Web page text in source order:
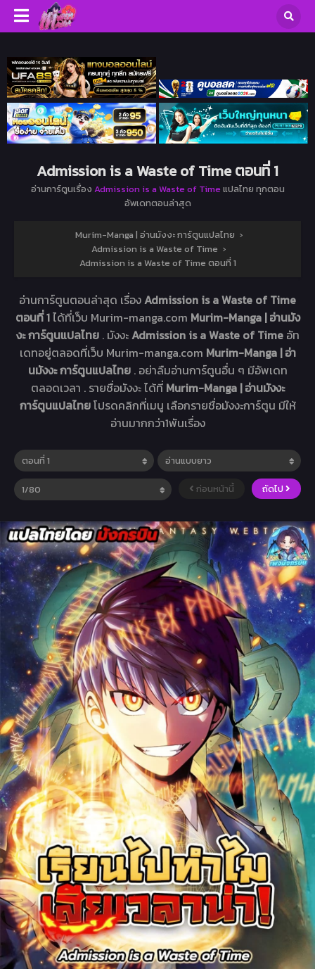
Admission is a Waste of Time ตอนที่ 1
อ่านการ์ตูนเรื่อง Admission is a Waste of Time แปลไทย ทุกตอน
อัพเดทตอนล่าสุด
Murim-Manga | อ่านมังงะ การ์ตูนแปลไทย ›
Admission is a Waste of Time ›
Admission is a Waste of Time ตอนที่ 1
อ่านการ์ตูนตอนล่าสุด เรื่องAdmission is a Waste of Time
ตอนที่ 1ได้ที่เว็บ Murim-manga.com Murim-Manga | อ่านมัง
งะ การ์ตูนแปลไทย . มังงะAdmission is a Waste of Time อัท
เดทอยู่ตลอดที่เว็บ Murim-manga.com Murim-Manga | อ่า
นมังงะ การ์ตูนแปลไทย . อย่าลืมอ่านการ์ตูนอื่น ๆ มีอัพเดท
ตลอดเวลา . รายชื่อมังงะ ได้ที่ Murim-Manga | อ่านมังงะ
การ์ตูนแปลไทยโปรดคลิกที่เมนู เลือกรายชื่อมังงะการ์ตูน มีให้
อ่านมากกว่า1พันเรื่อง
ก่อนหน้านี้ ถัดไป